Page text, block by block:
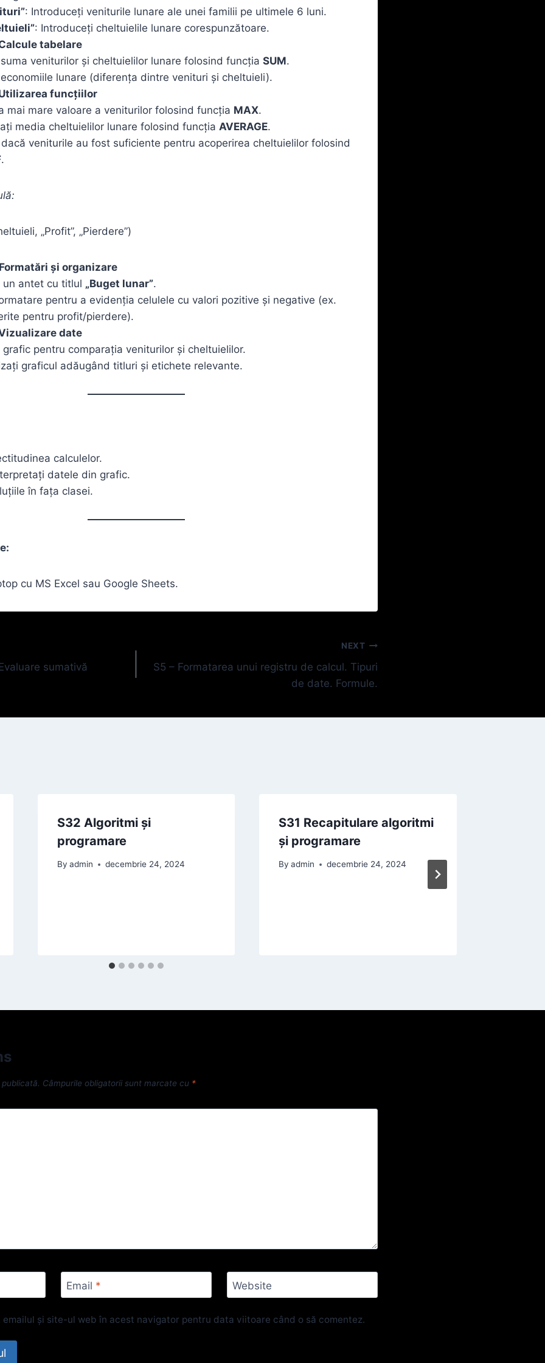
: Introduceți veniturile lunare ale unei familii pe ultimele 6 luni.
: Introduceți cheltuielile lunare corespunzătoare.
tabelare
veniturilor și cheltuielilor lunare folosind funcția SUM.
lunare (diferența dintre venituri și cheltuieli).
funcțiilor
mai mare valoare a veniturilor folosind funcția MAX.
media cheltuielilor lunare folosind funcția AVERAGE.
veniturile au fost suficiente pentru acoperirea cheltuielilor folosind
.
„Profit”, „Pierdere”)
și organizare
un antet cu titlul „Buget lunar”.
pentru a evidenția celulele cu valori pozitive și negative (ex.
pentru profit/pierdere).
date
grafic pentru comparația veniturilor și cheltuielilor.
graficul adăugând titluri și etichete relevante.
calculelor.
datele din grafic.
în fața clasei.
cu MS Excel sau Google Sheets.
sumativă
NEXT
S5 – Formatarea unui registru de calcul. Tipuri
de date. Formule.
S32 Algoritmi și
programare
By admin decembrie 24, 2024
S31 Recapitulare algoritmi
și programare
By admin decembrie 24, 2024
Câmpurile obligatorii sunt marcate cu *
Email * Website
emailul și site-ul web în acest navigator pentru data viitoare când o să comentez.